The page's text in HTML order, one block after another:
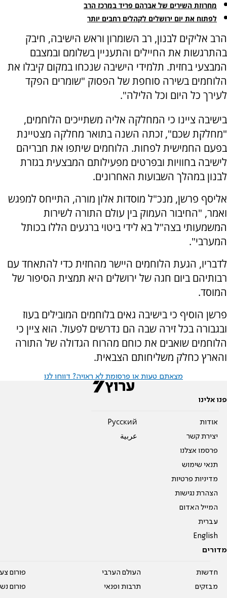
מחרוזת השירים של אברהם פריד במרכז הרב
לפתוח את יום ירושלים לקהלים רחבים יותר
הרב אליקים לבנון, רב השומרון וראש הישיבה, חיבק
בהתרגשות את החיילים והתעניין בשלומם ובמצבם
המבצעי בחזית. תלמידי הישיבה שנכחו במקום קיבלו את
הלוחמים בשירה סוחפת של הפסוק "שומרים הפקד
לעירך כל היום וכל הלילה".
בישיבה ציינו כי המחלקה אליה משתייכים הלוחמים,
"מחלקת שכם", זכתה השנה בתואר מחלקה מצטיינת
בפעם החמישית לפחות. הלוחמים שיתפו את חבריהם
לישיבה בחוויות ובפרטים מפעילותם המבצעית בגזרת
לבנון במהלך השבועות האחרונים.
אליסף פרשן, מנכ"ל מוסדות אלון מורה, התייחס למפגש
ואמר, "החיבור העמוק בין עולם התורה לשירות
המשמעותי בצה"ל בא לידי ביטוי ברגעים הללו בכותל
המערבי".
לדבריו, הגעת הלוחמים היישר מהחזית כדי להתאחד עם
רבותיהם ביום חגה של ירושלים היא תמצית הסיפור של
המוסד.
פרשן הוסיף כי בישיבה גאים בלוחמים המובילים בעוז
ובגבורה בכל זירה שבה הם נדרשים לפעול. הוא ציין כי
הלוחמים שואבים את כוחם מהרוח הגדולה של התורה
והארץ כחלק משליחותם הצבאית.
מצאתם טעות או פרסומת לא ראויה? דווחו לנו
פנו אלינו
אודות
יצירת קשר
פרסמו אצלנו
תנאי שימוש
מדיניות פרטיות
הצהרת נגישות
המייל האדום
עברית
English
Pусский
عربية
מדורים
חדשות
מבזקים
העולם הערבי
תרבות ופנאי
פורום
פורום